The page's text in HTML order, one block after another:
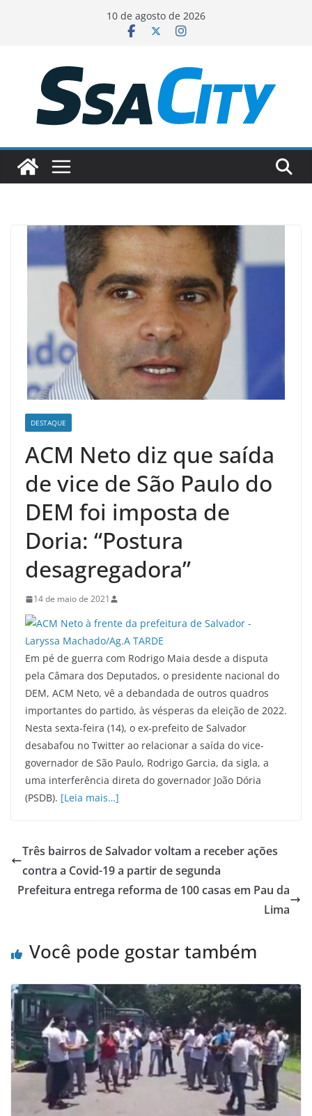
conteúdo
10 de agosto de 2026
DESTAQUE
ACM Neto diz que saída
de vice de São Paulo do
DEM foi imposta de
Doria: “Postura
desagregadora”
14 de maio de 2021
Em pé de guerra com Rodrigo Maia desde a disputa
pela Câmara dos Deputados, o presidente nacional do
DEM, ACM Neto, vê a debandada de outros quadros
importantes do partido, às vésperas da eleição de 2022.
Nesta sexta-feira (14), o ex-prefeito de Salvador
desabafou no Twitter ao relacionar a saída do vice-
governador de São Paulo, Rodrigo Garcia, da sigla, a
uma interferência direta do governador João Dória
(PSDB). [Leia mais…]
Três bairros de Salvador voltam a receber ações
contra a Covid-19 a partir de segunda
Prefeitura entrega reforma de 100 casas em Pau da
Lima
Você pode gostar também